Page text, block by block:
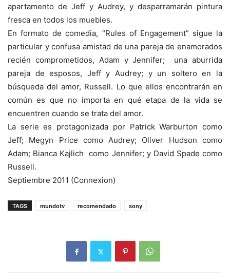
apartamento de Jeff y Audrey, y desparramarán pintura
fresca en todos los muebles.
En formato de comedia, “Rules of Engagement” sigue la
particular y confusa amistad de una pareja de enamorados
recién comprometidos, Adam y Jennifer; una aburrida
pareja de esposos, Jeff y Audrey; y un soltero en la
búsqueda del amor, Russell. Lo que ellos encontrarán en
común es que no importa en qué etapa de la vida se
encuentren cuando se trata del amor.
La serie es protagonizada por Patrick Warburton como
Jeff; Megyn Price como Audrey; Oliver Hudson como
Adam; Bianca Kajlich como Jennifer; y David Spade como
Russell.
Septiembre 2011 (Connexion)
TAGS mundotv recomendado sony